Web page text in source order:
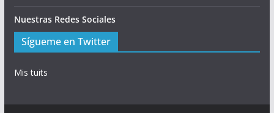
Nuestras Redes Sociales
Sígueme en Twitter
Mis tuits